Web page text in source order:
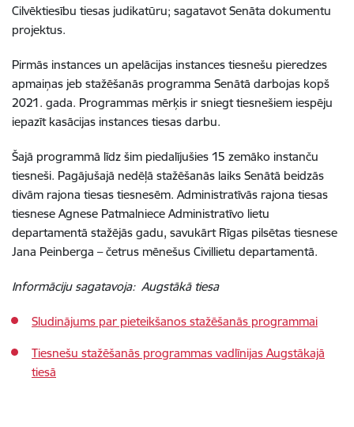
Cilvēktiesību tiesas judikatūru; sagatavot Senāta dokumentu
projektus.
Pirmās instances un apelācijas instances tiesnešu pieredzes
apmaiņas jeb stažēšanās programma Senātā darbojas kopš
2021. gada. Programmas mērķis ir sniegt tiesnešiem iespēju
iepazīt kasācijas instances tiesas darbu.
Šajā programmā līdz šim piedalījušies 15 zemāko instanču
tiesneši. Pagājušajā nedēļā stažēšanās laiks Senātā beidzās
divām rajona tiesas tiesnesēm. Administratīvās rajona tiesas
tiesnese Agnese Patmalniece Administratīvo lietu
departamentā stažējās gadu, savukārt Rīgas pilsētas tiesnese
Jana Peinberga – četrus mēnešus Civillietu departamentā.
Informāciju sagatavoja: Augstākā tiesa
Sludinājums par pieteikšanos stažēšanās programmai
Tiesnešu stažēšanās programmas vadlīnijas Augstākajā
tiesā